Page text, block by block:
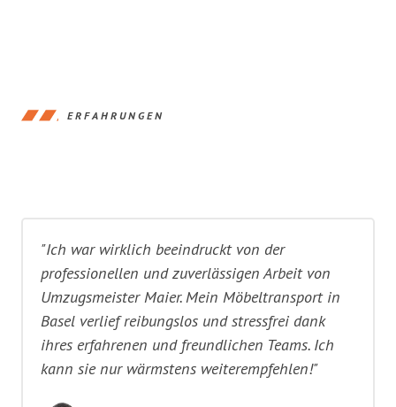
ERFAHRUNGEN
"Ich war wirklich beeindruckt von der
professionellen und zuverlässigen Arbeit von
Umzugsmeister Maier. Mein Möbeltransport in
Basel verlief reibungslos und stressfrei dank
ihres erfahrenen und freundlichen Teams. Ich
kann sie nur wärmstens weiterempfehlen!"